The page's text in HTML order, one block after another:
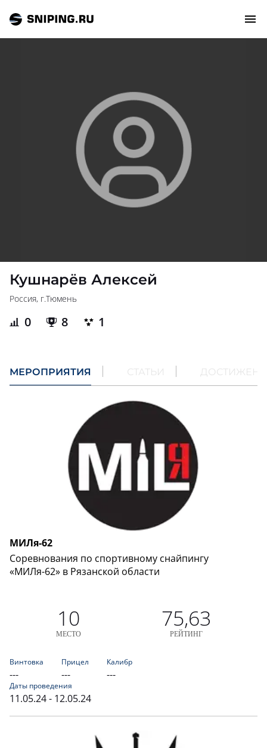
ТИРЫ И СТРЕЛЬБИЩА
О НАС
Кушнарëв Алексей
Россия, г.Тюмень
0 8 1
МЕРОПРИЯТИЯ СТАТЬИ
МИЛя-62
Соревнования по спортивному снайпингу
«МИЛя-62» в Рязанской области
10
МЕСТО
75,63
РЕЙТИНГ
Винтовка
---
Прицел
---
Калибр
---
Даты проведения
11.05.24 - 12.05.24